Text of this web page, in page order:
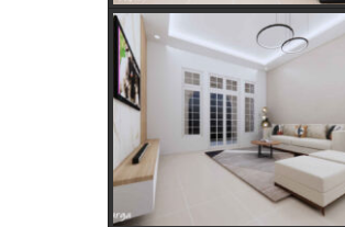
PLN 3 Phase!
Kebutuhan Listrik yang Tepat untuk
Kantor, dan Industri
Panduan Lengkap Jual Beli Tanah Adat:
Syarat, dan Tips Aman